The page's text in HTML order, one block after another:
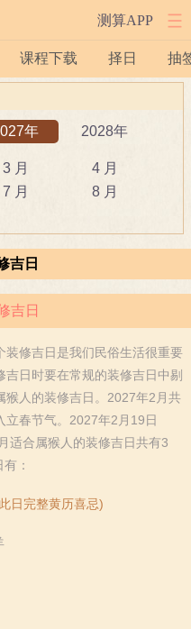
测算APP
课程下载 择日 抽
年 2028年
3 月
4 月
7 月
8 月
出行
动土
开工
新家
谢土
搬家
牛
虎
蛇
马
鸡
狗
吉日
吉日
修吉日是我们民俗生活很重要
日时要在常规的装修吉日中剔
猴人的装修吉日。2027年2月共
春节气。2027年2月19日
适合属猴人的装修吉日共有3
：
日完整黄历喜忌)